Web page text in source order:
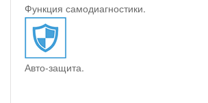
Функция самодиагностики.
Авто-защита.